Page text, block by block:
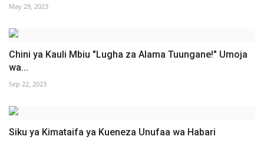
May 29, 2023
Chini ya Kauli Mbiu "Lugha za Alama Tuungane!" Umoja
wa...
Sep 22, 2023
Siku ya Kimataifa ya Kueneza Unufaa wa Habari